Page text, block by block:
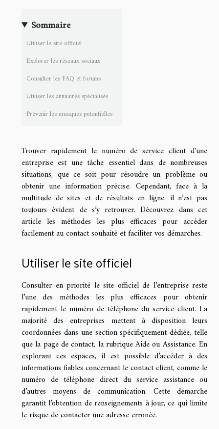
Sommaire
Utiliser le site officiel
Explorer les réseaux sociaux
Consulter les FAQ et forums
Utiliser les annuaires spécialisés
Prévenir les arnaques potentielles
Trouver rapidement le numéro de service client d'une
entreprise est une tâche essentiel dans de nombreuses
situations, que ce soit pour résoudre un problème ou
obtenir une information précise. Cependant, face à la
multitude de sites et de résultats en ligne, il n’est pas
toujours évident de s’y retrouver. Découvrez dans cet
article les méthodes les plus efficaces pour accéder
facilement au contact souhaité et faciliter vos démarches.
Utiliser le site officiel
Consulter en priorité le site officiel de l’entreprise reste
l’une des méthodes les plus efficaces pour obtenir
rapidement le numéro de téléphone du service client. La
majorité des entreprises mettent à disposition leurs
coordonnées dans une section spécifiquement dédiée, telle
que la page de contact, la rubrique Aide ou Assistance. En
explorant ces espaces, il est possible d’accéder à des
informations fiables concernant le contact client, comme le
numéro de téléphone direct du service assistance ou
d’autres moyens de communication. Cette démarche
garantit l’obtention de renseignements à jour, ce qui limite
le risque de contacter une adresse erronée.